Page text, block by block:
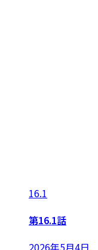
16.1
第16.1話